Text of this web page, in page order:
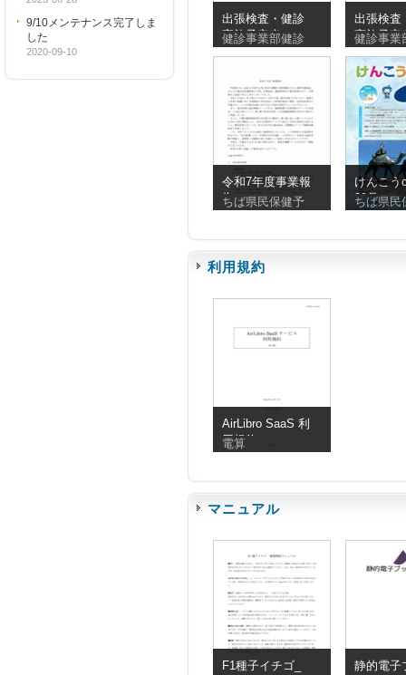
9/10メンテナンス完了しま
した
2020-09-10
出張検査・健診
実施予定表
_20260810_20260830
健診事業部健診
出張検査
実施予定
健診事業
令和7年度事業報
告
ちば県民保健予
けんこ
90号
ちば県民
利用規約
AirLibro SaaS 利
用規約
電算
マニュアル
F1種子イチゴ_
静的電子